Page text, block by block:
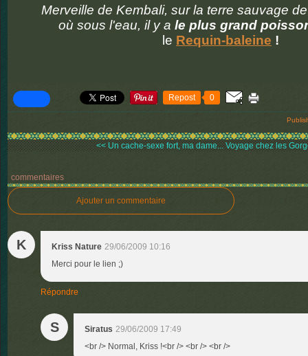
Merveille de Kembali, sur la terre sauvage
où sous l'eau, il y a le plus grand
le Requin-baleine !
Repost 0
<< Un cache-sexe fort, ma dame... Voyage chez les
commentaires
Ajouter un commentaire
K Kriss Nature 29/06/2009 10:16
Merci pour le lien ;)
Répondre
S Siratus 29/06/2009 17:49
<br /> Normal, Kriss !<br /> <br /> <br />